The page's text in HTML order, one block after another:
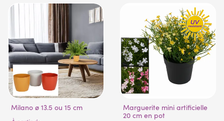
Milano ø 13.5 ou 15 cm
Marguerite mini artificielle
20 cm en pot